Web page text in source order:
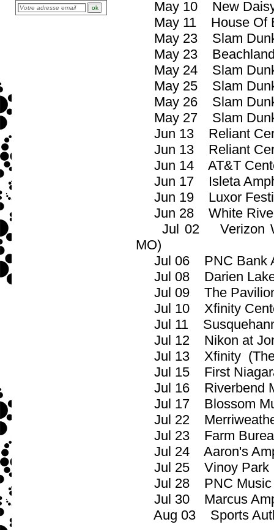
May 10 New Daisy
May 11 House Of
May 23 Slam Dunk
May 23 Beachland
May 24 Slam Dunk
May 25 Slam Dunk
May 26 Slam Dunk
May 27 Slam
Jun 13 Reliant
Jun 13 Reliant
Jun 14 AT&T
Jun 17 Isleta
Jun 19 Luxor
Jun 28 White River
Jul 02 Verizon
MO)
Jul 06 PNC Bank
Jul 08 Darien Lake
Jul 09 The
Jul 10 Xfinity
Jul 11
Jul 12 Nikon at
Jul 13 Xfinity
Jul 15 First
Jul 16 Riverbend
Jul 17 Blossom
Jul 22
Jul 23 Farm Bureau
Jul 24 Aaron's
Jul 25 Vinoy Park
Jul 28 PNC Music
Jul 30 Marcus
Aug 03 Sports